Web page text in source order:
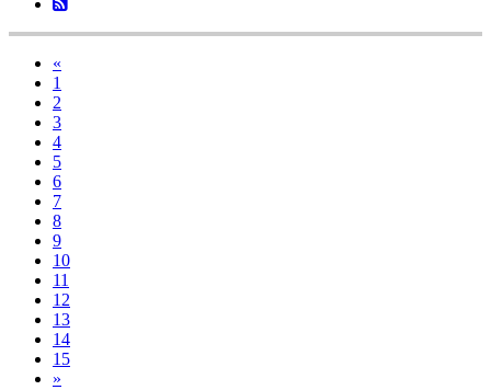
«
1
2
3
4
5
6
7
8
9
10
11
12
13
14
15
»